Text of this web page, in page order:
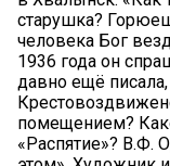
старушка?
человека Бог
1936 года он
давно ещё
помещением?
«Распятие»? В.Ф.